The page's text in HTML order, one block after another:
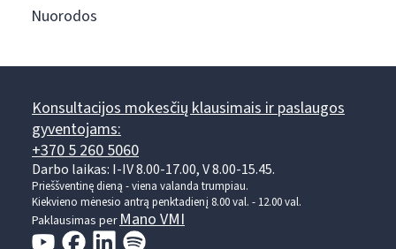
Nuorodos
Konsultacijos mokesčių klausimais ir paslaugos
gyventojams:
+370 5 260 5060
Darbo laikas: I-IV 8.00-17.00, V 8.00-15.45.
Prieššventinę dieną - viena valanda trumpiau.
Kiekvieno mėnesio antrą penktadienį 8.00 val. - 12.00 val.
Paklausimas perMano VMI